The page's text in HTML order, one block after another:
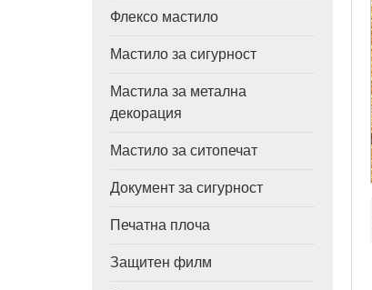
Флексо мастило
Мастило за сигурност
Мастила за метална
декорация
Мастило за ситопечат
Документ за сигурност
Печатна плоча
Защитен филм